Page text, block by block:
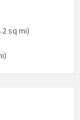
sq mi)